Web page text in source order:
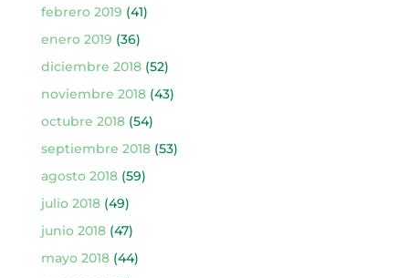
febrero 2019 (41)
enero 2019 (36)
diciembre 2018(52)
noviembre 2018(43)
octubre 2018(54)
septiembre 2018(53)
agosto 2018(59)
julio 2018(49)
junio 2018(47)
mayo 2018(44)